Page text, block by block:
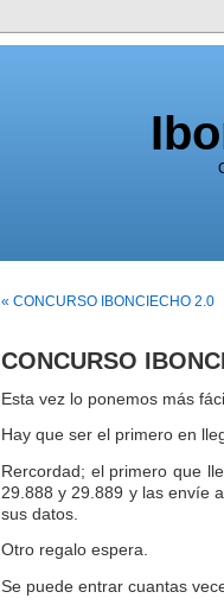
« CONCURSO IBONCIECHO 2.0
CONCURSO
Esta vez lo ponemos más
Hay que ser el primero en
Rercordad; el primero que
29.888 y 29.889 y las envíe
sus datos.
Otro regalo espera.
Se puede entrar cuantas